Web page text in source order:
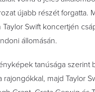
újabb részét forgatta.
Taylor Swift koncertjén
állomásán.
tanúsága szerint
rajongókkal, majd Taylor